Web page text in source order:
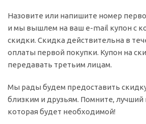
Назовите или напишите номер
и мы вышлем на ваш e-mail купон с
скидки. Скидка действительна в
оплаты первой покупки. Купон на
передавать третьим лицам.
Мы рады будем предоставить
близким и друзьям. Помните,
которая будет необходимой!